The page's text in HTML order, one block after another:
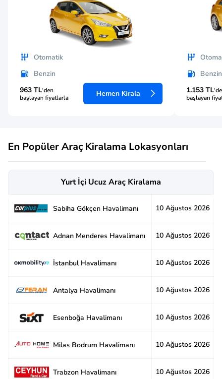
Otomatik
Benzin
963 TL'den
başlayan fiyatlarla
Hemen Kirala
Benzin
1.153 TL
başlayan
En Popüler Araç Kiralama Lokasyonları
Yurt İçi Ucuz Araç Kiralama
Sabiha Gökçen Havalimanı 10 Ağustos 2026
Adnan Menderes Havalimanı 10 Ağustos 2026
İstanbul Havalimanı 10 Ağustos 2026
Antalya Havalimanı 10 Ağustos 2026
Esenboğa Havalimanı 10 Ağustos 2026
Milas Bodrum Havalimanı 10 Ağustos 2026
Trabzon Havalimanı 10 Ağustos 2026